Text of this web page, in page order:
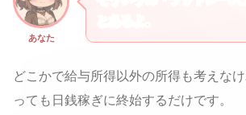
あなた
どこかで給与所得以外の所得も考えな
っても日銭稼ぎに終始するだけです。